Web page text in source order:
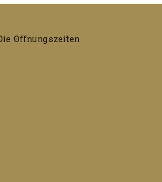
Öffnungszeiten